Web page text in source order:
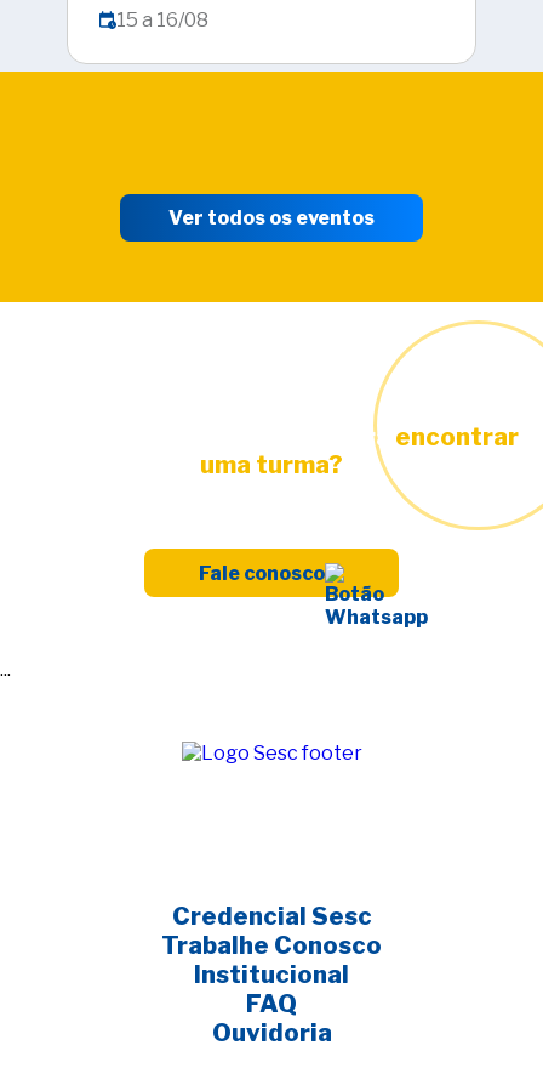
15 a 16/08
Ver todos os eventos
Está precisando de ajuda para encontrar
uma turma?
Fale conosco
...
Credencial Sesc
Trabalhe Conosco
Institucional
FAQ
Ouvidoria